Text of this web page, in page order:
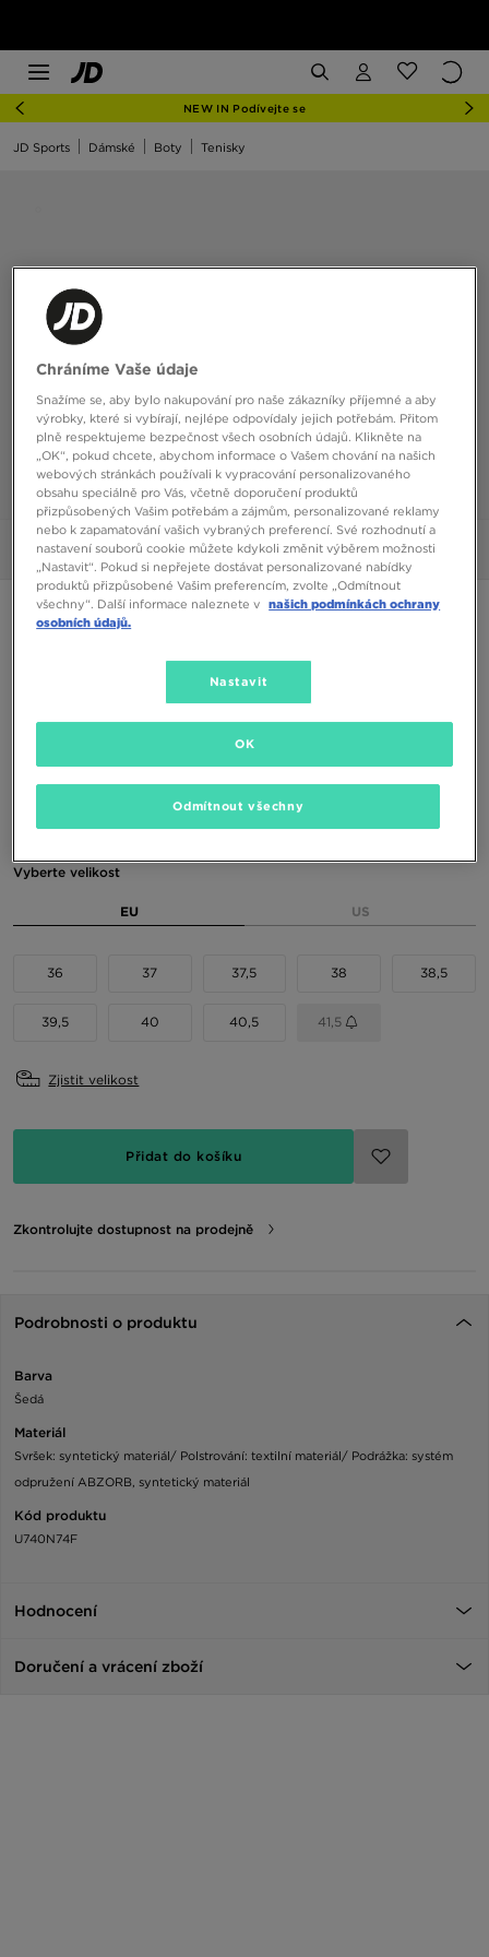
NEW IN Podívejte se
JD Sports Dámské Boty Tenisky
Obrázky 360°
NEW BALANCE 740
Dostupné Barvy
Vyberte velikost
EU US
36 37 37,5 38 38,5
39,5 40 40,5 41,5
Zjistit velikost
Přidat do košíku
Zkontrolujte dostupnost na prodejně
Podrobnosti o produktu
Barva
Šedá
Materiál
Svršek: syntetický materiál/ Polstrování: textilní materiál/ Podrážka: systém
odpružení ABZORB, syntetický materiál
Kód produktu
U740N74F
Hodnocení
Doručení a vrácení zboží
Chráníme Vaše údaje
Snažíme se, aby bylo nakupování pro naše zákazníky příjemné a aby
výrobky, které si vybírají, nejlépe odpovídaly jejich potřebám. Přitom
plně respektujeme bezpečnost všech osobních údajů. Klikněte na
„OK“, pokud chcete, abychom informace o Vašem chování na našich
webových stránkách používali k vypracování personalizovaného
obsahu speciálně pro Vás, včetně doporučení produktů
přizpůsobených Vašim potřebám a zájmům, personalizované reklamy
nebo k zapamatování vašich vybraných preferencí. Své rozhodnutí a
nastavení souborů cookie můžete kdykoli změnit výběrem možnosti
„Nastavit“. Pokud si nepřejete dostávat personalizované nabídky
produktů přizpůsobené Vašim preferencím, zvolte „Odmítnout
všechny“. Další informace naleznete v našich podmínkách ochrany
osobních údajů.
Nastavit
Odmítnout všechny
OK